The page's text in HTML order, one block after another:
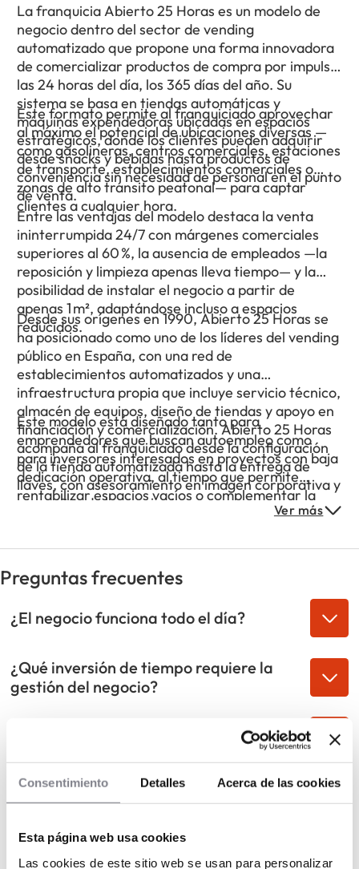
Consentimiento Detalles Acerca de las cookies
Esta página web usa cookies
Las cookies de este sitio web se usan para personalizar
La franquicia Abierto 25 Horas es un modelo de
negocio dentro del sector de vending
automatizado que propone una forma innovadora
de comercializar productos de compra por impulso
las 24 horas del día, los 365 días del año. Su
sistema se basa en tiendas automáticas y
máquinas expendedoras ubicadas en espacios
estratégicos, donde los clientes pueden adquirir
desde snacks y bebidas hasta productos de
conveniencia sin necesidad de personal en el punto
de venta.
Este formato permite al franquiciado aprovechar
al máximo el potencial de ubicaciones diversas —
como gasolineras, centros comerciales, estaciones
de transporte, establecimientos comerciales o
zonas de alto tránsito peatonal— para captar
clientes a cualquier hora.
Entre las ventajas del modelo destaca la venta
ininterrumpida 24/7 con márgenes comerciales
superiores al 60 %, la ausencia de empleados —la
reposición y limpieza apenas lleva tiempo— y la
posibilidad de instalar el negocio a partir de
apenas 1 m², adaptándose incluso a espacios
reducidos.
Desde sus orígenes en 1990, Abierto 25 Horas se
ha posicionado como uno de los líderes del vending
público en España, con una red de
establecimientos automatizados y una
infraestructura propia que incluye servicio técnico,
almacén de equipos, diseño de tiendas y apoyo en
financiación y comercialización. Abierto 25 Horas
acompaña al franquiciado desde la configuración
de la tienda automatizada hasta la entrega de
llaves, con asesoramiento en imagen corporativa y
campañas de lanzamiento.
Este modelo está diseñado tanto para
emprendedores que buscan autoempleo como
para inversores interesados en proyectos con baja
dedicación operativa, al tiempo que permite
rentabilizar espacios vacíos o complementar la
oferta de un negocio existente con una fuente de
Ver más
Preguntas frecuentes
¿El negocio funciona todo el día?
¿Qué inversión de tiempo requiere la
gestión del negocio?
¿En qué tipo de ubicaciones se puede
¿Necesito contratar personal para
operar la tienda?
¿Qué apoyo ofrece la central a los
franquiciados?